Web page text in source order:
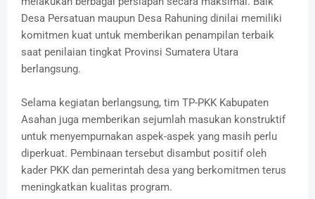
Desa Persatuan maupun Desa Rahuning dinilai memiliki
komitmen kuat untuk memberikan penampilan terbaik
saat penilaian tingkat Provinsi Sumatera Utara
berlangsung.
Selama kegiatan berlangsung, tim TP-PKK Kabupaten
Asahan juga memberikan sejumlah masukan konstruktif
untuk menyempurnakan aspek-aspek yang masih perlu
diperkuat. Pembinaan tersebut disambut positif oleh
kader PKK dan pemerintah desa yang berkomitmen terus
meningkatkan kualitas program.